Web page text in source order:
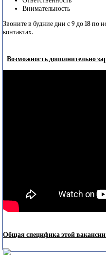
Внимательность
Звоните в будние дни с 9 до 18 по
контактах.
Возможность дополнительно
Общая специфика этой